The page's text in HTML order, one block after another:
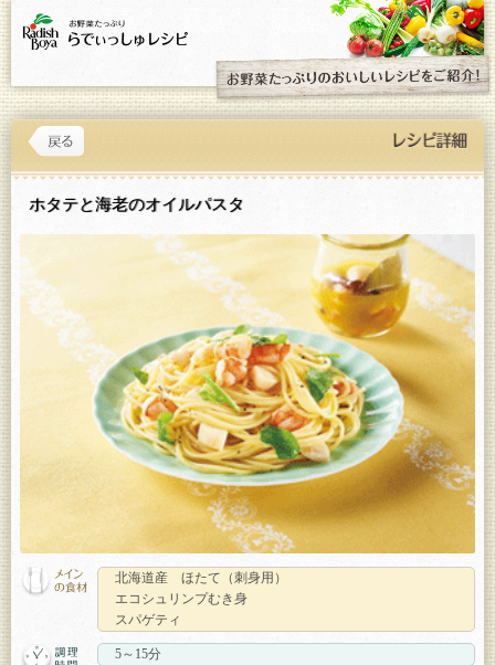
ホタテと海老のオイルパスタ
北海道産 ほたて（刺身用）
エコシュリンプむき身
スパゲティ
5～15分